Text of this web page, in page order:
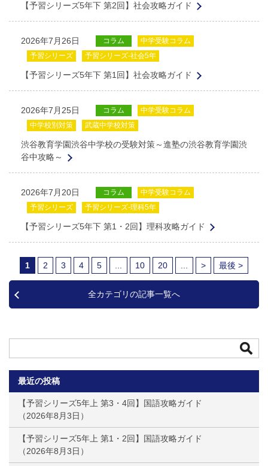
【予習シリーズ5年下 第2回】社会攻略ガイド
2026年7月26日 コラム
中学受験コラム
予習シリーズ
予習シリーズ-社会5年
【予習シリーズ5年下 第1回】社会攻略ガイド
2026年7月25日 コラム
中学受験コラム
中学校別対策
武蔵中学校対策
渋谷教育学園渋谷中学校の受験対策～進塾の渋谷教育学園渋
谷中攻略～
2026年7月20日 コラム
中学受験コラム
予習シリーズ
予習シリーズ-理科5年
【予習シリーズ5年下 第1・2回】理科攻略ガイド
1 2 3 4 5 10 20 > 最後 >
全カテゴリの記事一覧へ
最近の投稿
【予習シリーズ5年上 第3・4回】国語攻略ガイド
2026年8月3日
【予習シリーズ5年上 第1・2回】国語攻略ガイド
2026年8月3日